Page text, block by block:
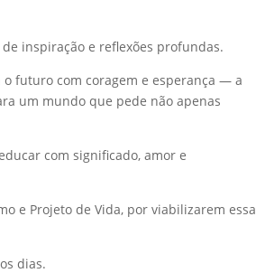
inspiração e reflexões profundas.
futuro com coragem e esperança — a
um mundo que pede não apenas
com significado, amor e
e Projeto de Vida, por viabilizarem essa
dias.